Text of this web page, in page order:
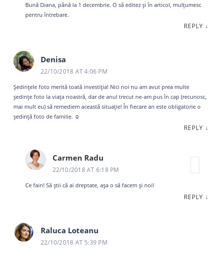
Bună Diana, până la 1 decembrie. O să editez și în articol, mulțumesc
pentru întrebare.
REPLY ↓
Denisa
22/10/2018 AT 4:06 PM
Ședințele foto merită toată investiția! Nici noi nu am avut prea multe
ședințe foto la viața noastră, dar de anul trecut ne-am pus în cap (recunosc,
mai mult eu) să remediem această situație! În fiecare an este obligatorie o
ședință foto de familie. ☺️
REPLY ↓
Carmen Radu
22/10/2018 AT 6:18 PM
Ce fain! Să știi că ai dreptate, așa o să facem și noi!
REPLY ↓
Raluca Loteanu
22/10/2018 AT 5:39 PM